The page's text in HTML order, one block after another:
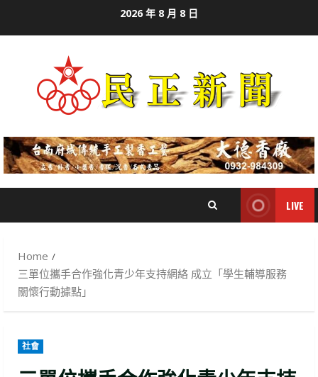
2026 年 8 月 8 日
LIVE
Home
三單位攜手合作強化青少年支持網絡 成立「學生輔導服務
關懷行動據點」
社會